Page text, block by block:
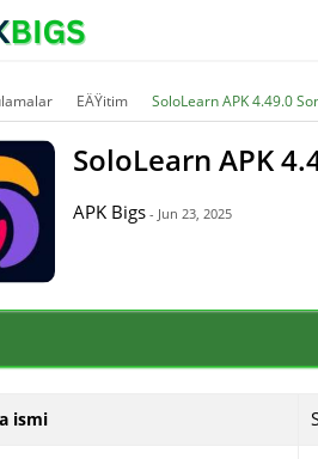
EÄŸitim SoloLearn APK 4.49.0
SoloLearn APK
APK Bigs - Jun 23, 2025
ismi